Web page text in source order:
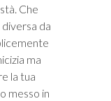
Che
diversa da
ma
la tua
messo in